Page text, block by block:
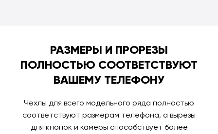
РАЗМЕРЫ И ПРОРЕЗЫ
ПОЛНОСТЬЮ СООТВЕТСТВУЮТ
ВАШЕМУ ТЕЛЕФОНУ
Чехлы для всего модельного ряда полностью
соответствуют размерам телефона, а вырезы
для кнопок и камеры способствует более